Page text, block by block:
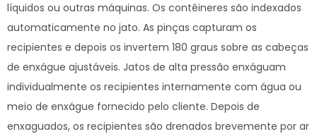
líquidos ou outras máquinas. Os contêineres são indexados
automaticamente no jato. As pinças capturam os
recipientes e depois os invertem 180 graus sobre as cabeças
de enxágue ajustáveis. Jatos de alta pressão enxáguam
individualmente os recipientes internamente com água ou
meio de enxágue fornecido pelo cliente. Depois de
enxaguados, os recipientes são drenados brevemente por ar